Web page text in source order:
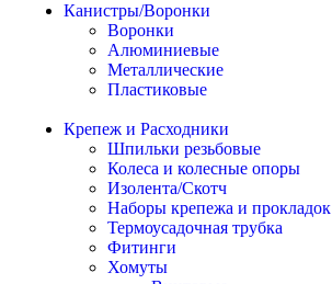
Канистры/Воронки
Воронки
Алюминиевые
Металлические
Пластиковые
Крепеж и Расходники
Шпильки резьбовые
Колеса и колесные опоры
Изолента/Скотч
Наборы крепежа и прокладок
Термоусадочная трубка
Фитинги
Хомуты